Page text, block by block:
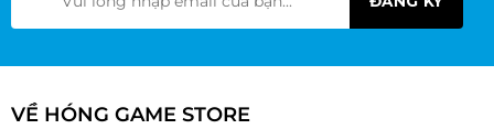
VỀ HÓNG GAME STORE